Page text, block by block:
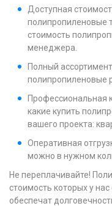
Доступная
полипропиленовые
стоимость
менеджера.
Полный
полипропиленовые
Профессиональная
какие купить
вашего проекта:
Оперативная
можно в нужном
Не переплачивайте!
стоимость которых у
обеспечат